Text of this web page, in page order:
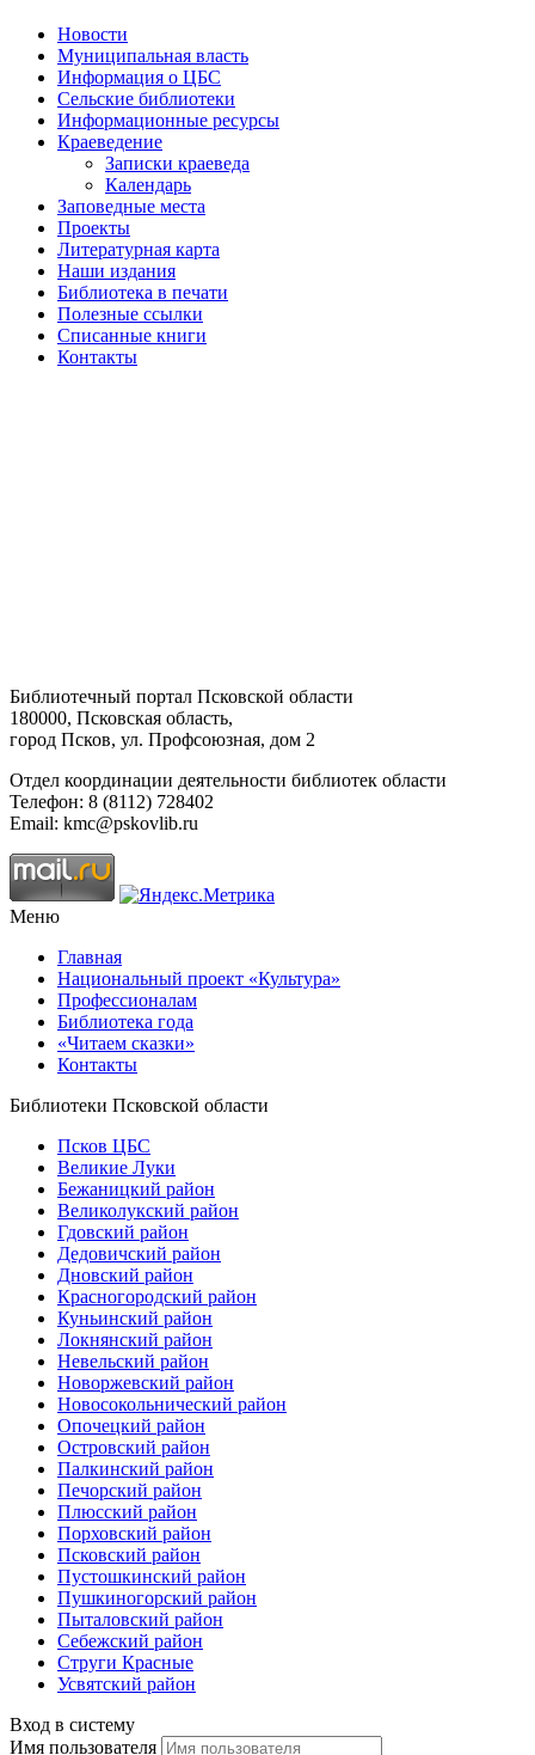
Новости
Муниципальная власть
Информация о ЦБС
Сельские библиотеки
Информационные ресурсы
Краеведение
Записки краеведа
Календарь
Заповедные места
Проекты
Литературная карта
Наши издания
Библиотека в печати
Полезные ссылки
Списанные книги
Контакты
Библиотечный портал Псковской области
180000, Псковская область,
город Псков, ул. Профсоюзная, дом 2
Отдел координации деятельности библиотек области
Телефон: 8 (8112) 728402
Email: kmc@pskovlib.ru
Меню
Главная
Национальный проект «Культура»
Профессионалам
Библиотека года
«Читаем сказки»
Контакты
Библиотеки Псковской области
Псков ЦБС
Великие Луки
Бежаницкий район
Великолукский район
Гдовский район
Дедовичский район
Дновский район
Красногородский район
Куньинский район
Локнянский район
Невельский район
Новоржевский район
Новосокольнический район
Опочецкий район
Островский район
Палкинский район
Печорский район
Плюсский район
Порховский район
Псковский район
Пустошкинский район
Пушкиногорский район
Пыталовский район
Себежский район
Струги Красные
Усвятский район
Вход в систему
Имя пользователя